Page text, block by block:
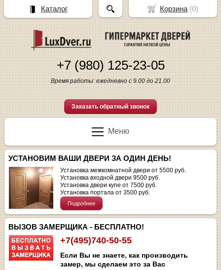
+7 (980) 125-23-05
Время работы: ежедневно с 9.00 до 21.00
Заказать обратный звонок
Меню
УСТАНОВИМ ВАШИ ДВЕРИ ЗА ОДИН ДЕНЬ!
Установка межкомнатной двери от 5500 руб.
Установка входной двери 9500 руб.
Установка двери купе от 7500 руб.
Установка портала от 3500 руб.
Подробнее
ВЫЗОВ ЗАМЕРЩИКА - БЕСПЛАТНО!
+7(495)740-50-55
Если Вы не знаете, как производить
замер, мы сделаем это за Вас
Корзина(0)
Каталог